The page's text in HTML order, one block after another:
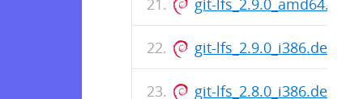
git-lfs_2.9.0_i386.deb
git-lfs_2.8.0_i386.deb